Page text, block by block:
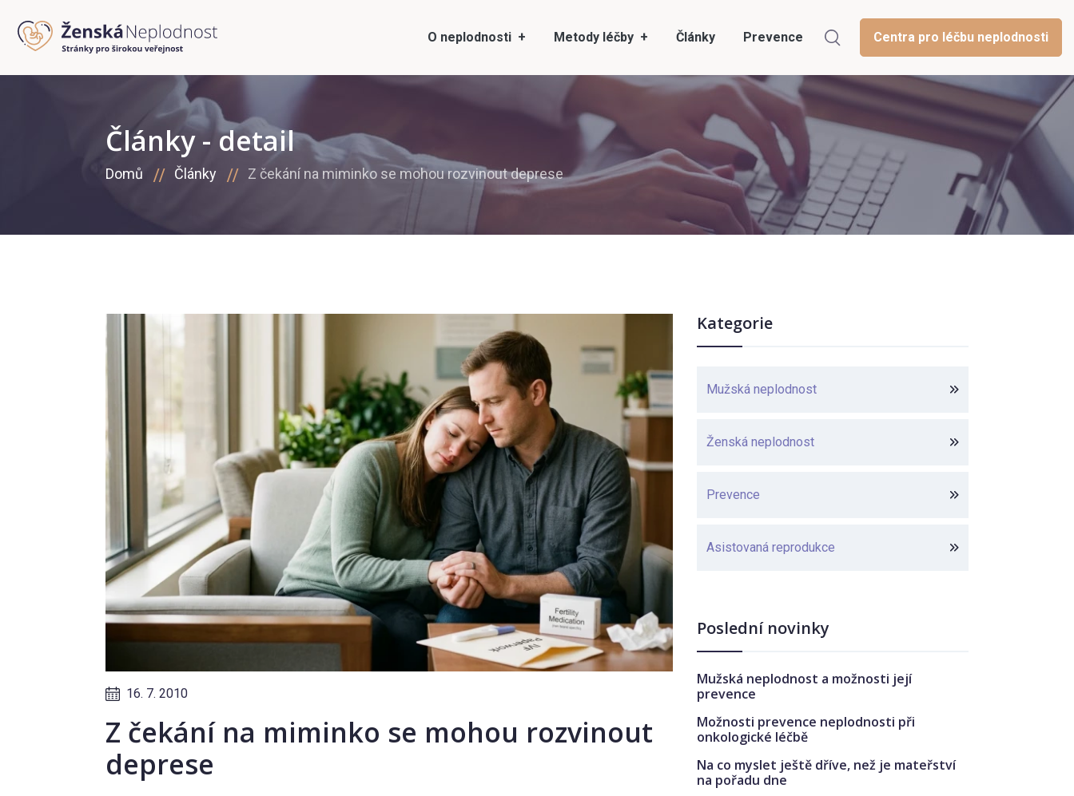
O neplodnosti Metody léčby Články Prevence Centra pro léčbu neplodnosti
Články - detail
Domů Články Z čekání na miminko se mohou rozvinout deprese
16. 7. 2010
Z čekání na miminko se mohou rozvinout
deprese
Kategorie
Mužská neplodnost
Ženská neplodnost
Prevence
Asistovaná reprodukce
Poslední novinky
Mužská neplodnost a možnosti její
prevence
Možnosti prevence neplodnosti při
onkologické léčbě
Na co myslet ještě dříve, než je mateřství
na pořadu dne